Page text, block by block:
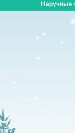
Наручные